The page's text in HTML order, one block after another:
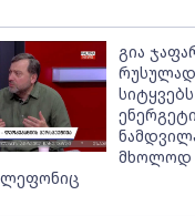
გია
მხოლოდ